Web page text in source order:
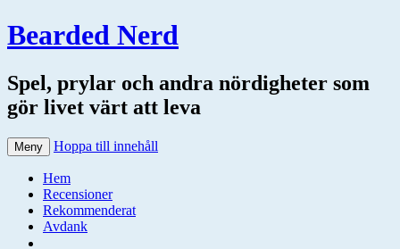
Bearded Nerd
Spel, prylar och andra nördigheter som
gör livet värt att leva
Meny Hoppa till innehåll
Hem
Recensioner
Rekommenderat
Avdank